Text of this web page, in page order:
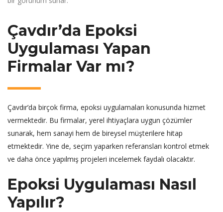
Çavdır’da Epoksi
Uygulaması Yapan
Firmalar Var mı?
Çavdır’da birçok firma, epoksi uygulamaları konusunda hizmet
vermektedir. Bu firmalar, yerel ihtiyaçlara uygun çözümler
sunarak, hem sanayi hem de bireysel müşterilere hitap
etmektedir. Yine de, seçim yaparken referansları kontrol etmek
ve daha önce yapılmış projeleri incelemek faydalı olacaktır.
Epoksi Uygulaması Nasıl
Yapılır?